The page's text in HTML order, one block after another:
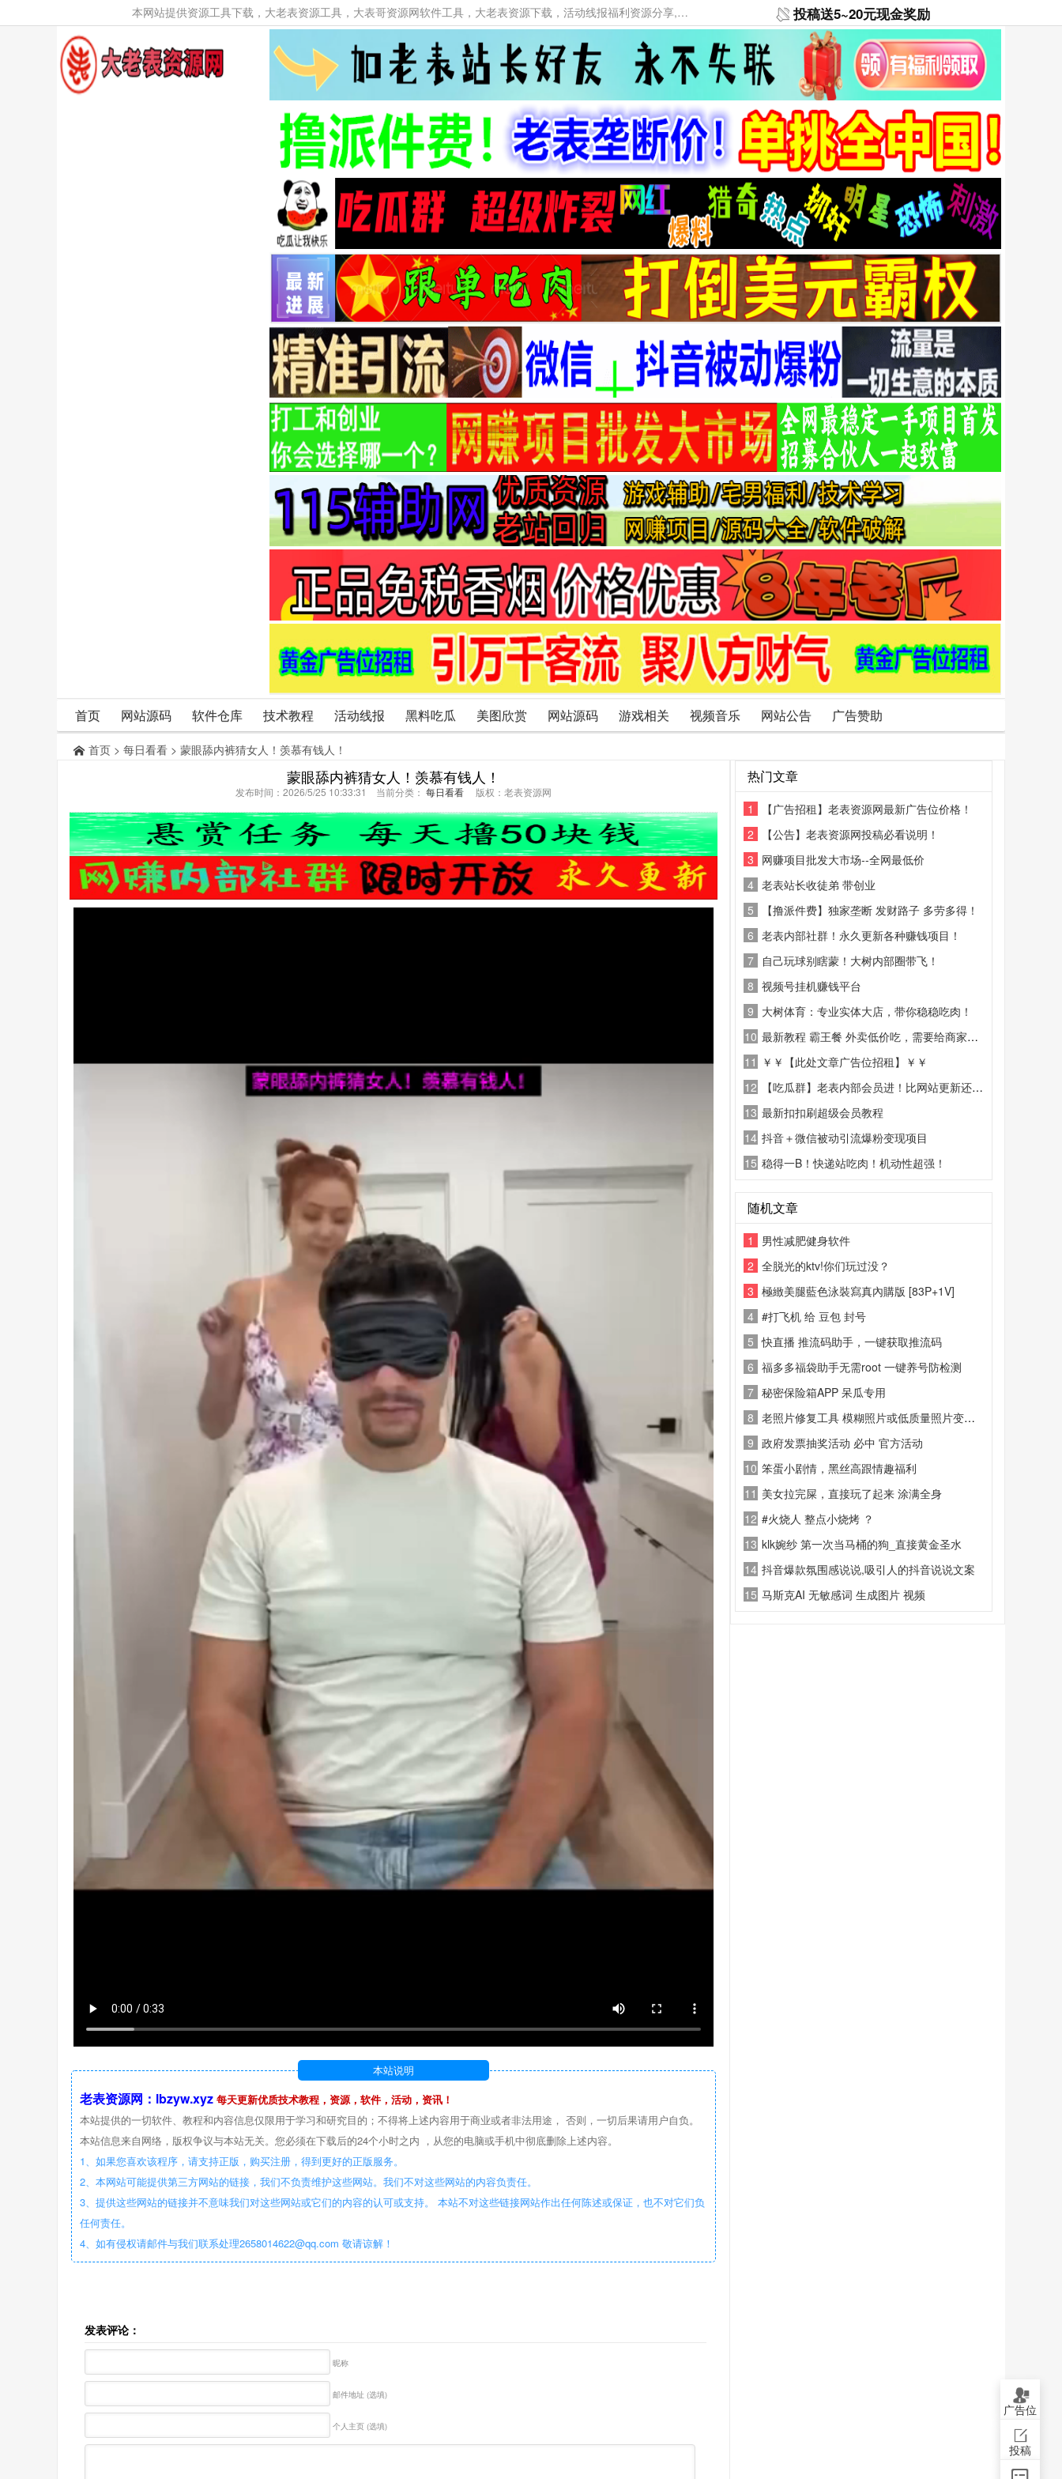
本网站提供资源工具下载，大老表资源工具，大表哥资源网软件工具，大老表资源下载，活动线报福利资源分享,活动线报，大型网游经典游戏，网络热门技术游戏辅助交流与分享。 投稿送5~20元现金奖励
首页 网站源码 软件仓库 技术教程 活动线报 黑料吃瓜 美图欣赏 网站源码 游戏相关 视频音乐 网站公告 广告赞助
首页 > 每日看看 > 蒙眼舔内裤猜女人！羡慕有钱人！
蒙眼舔内裤猜女人！羡慕有钱人！
发布时间：2026/5/25 10:33:31 当前分类： 每日看看 版权：老表资源网
本站说明
老表资源网：lbzyw.xyz 每天更新优质技术教程，资源，软件，活动，资讯！
本站提供的一切软件、教程和内容信息仅限用于学习和研究目的；不得将上述内容用于商业或者非法用途， 否则，一切后果请用户自负。
本站信息来自网络，版权争议与本站无关。您必须在下载后的24个小时之内 ，从您的电脑或手机中彻底删除上述内容。
1、如果您喜欢该程序，请支持正版，购买注册，得到更好的正版服务。
2、本网站可能提供第三方网站的链接，我们不负责维护这些网站。我们不对这些网站的内容负责任。
3、提供这些网站的链接并不意味我们对这些网站或它们的内容的认可或支持。 本站不对这些链接网站作出任何陈述或保证，也不对它们负
任何责任。
4、如有侵权请邮件与我们联系处理2658014622@qq.com 敬请谅解！
发表评论：
昵称
邮件地址 (选填)
个人主页 (选填)
热门文章
1
【广告招租】老表资源网最新广告位价格！
2
【公告】老表资源网投稿必看说明！
3 网赚项目批发大市场--全网最低价
4 老表站长收徒弟 带创业
5
【撸派件费】独家垄断 发财路子 多劳多得！
6 老表内部社群！永久更新各种赚钱项目！
7 自己玩球别瞎蒙！大树内部圈带飞！
8 视频号挂机赚钱平台
9 大树体育：专业实体大店，带你稳稳吃肉！
10 最新教程 霸王餐 外卖低价吃，需要给商家好评
11 ￥￥【此处文章广告位招租】￥￥
12
【吃瓜群】老表内部会员进！比网站更新还精彩！
13 最新扣扣刷超级会员教程
14 抖音＋微信被动引流爆粉变现项目
15 稳得一B！快递站吃肉！机动性超强！
随机文章
1
男性减肥健身软件
2 全脱光的ktv!你们玩过没？
3 極緻美腿藍色泳裝寫真內購版 [83P+1V]
4 #打飞机 给 豆包 封号
5 快直播 推流码助手，一键获取推流码
6 福多多福袋助手无需root 一键养号防检测
7 秘密保险箱APP 呆瓜专用
8 老照片修复工具 模糊照片或低质量照片变得高清和清晰。
9 政府发票抽奖活动 必中 官方活动
10 笨蛋小剧情，黑丝高跟情趣福利
11 美女拉完屎，直接玩了起来 涂满全身
12 #火烧人 整点小烧烤 ？
13 klk婉纱 第一次当马桶的狗_直接黄金圣水
14 抖音爆款氛围感说说,吸引人的抖音说说文案
15 马斯克AI 无敏感词 生成图片 视频
广告位
投稿